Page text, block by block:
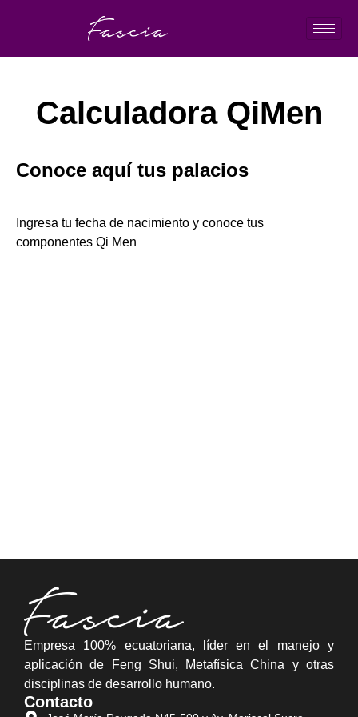
Calculadora QiMen
Conoce aquí tus palacios
Ingresa tu fecha de nacimiento y conoce tus
componentes Qi Men
Empresa 100% ecuatoriana, líder en el manejo y
aplicación de Feng Shui, Metafísica China y otras
disciplinas de desarrollo humano.
Contacto